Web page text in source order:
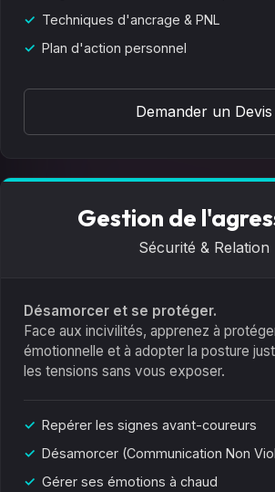
Techniques d'ancrage & PNL
Plan d'action personnel
Demander un Devis
Gestion de
Sécurité & Relation
Désamorcer et se protéger.
Face aux incivilités, apprenez à
émotionnelle et à adopter la posture
les tensions sans vous exposer.
Repérer les signes avant-coureurs
Désamorcer (Communication Non
Gérer ses émotions à chaud